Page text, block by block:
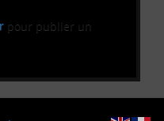
pour publier un